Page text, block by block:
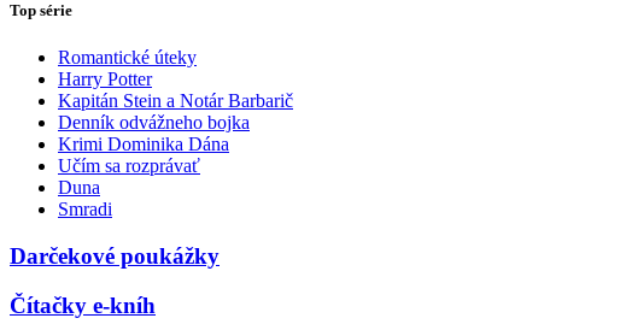
Top série
Romantické úteky
Harry Potter
Kapitán Stein a Notár Barbarič
Denník odvážneho bojka
Krimi Dominika Dána
Učím sa rozprávať
Duna
Smradi
Darčekové poukážky
Čítačky e-kníh